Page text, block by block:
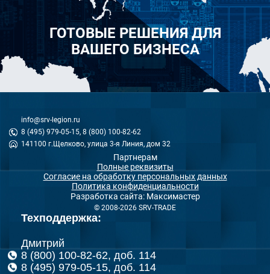
ГОТОВЫЕ РЕШЕНИЯ ДЛЯ
ВАШЕГО БИЗНЕСА
info@srv-legion.ru
8 (495) 979-05-15, 8 (800) 100-82-62
141100 г.Щелково, улица 3-я Линия, дом 32
Партнерам
Полные реквизиты
Согласие на обработку персональных данных
Политика конфиденциальности
Разработка сайта: Максимастер
© 2008-2026 SRV-TRADE
Техподдержка:
Дмитрий
8 (800) 100-82-62, доб. 114
8 (495) 979-05-15, доб. 114